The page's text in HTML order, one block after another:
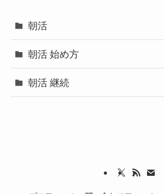
朝活
朝活 始め方
朝活 継続